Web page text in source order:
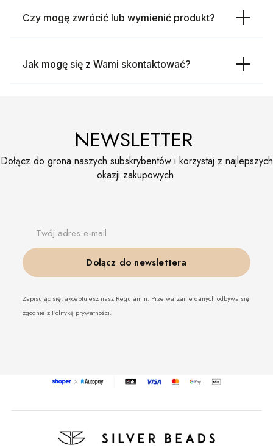
Czy mogę zwrócić lub wymienić produkt?
Jak mogę się z Wami skontaktować?
NEWSLETTER
Dołącz do grona naszych subskrybentów i korzystaj z najlepszych
okazji zakupowych
Twój adres e-mail
Dołącz do newslettera
Zapisując się, akceptujesz nasz Regulamin. Przetwarzanie danych odbywa się
zgodnie z Polityką prywatności.